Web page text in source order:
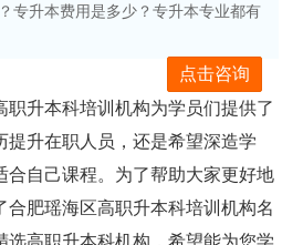
专升本费用是多少？专升本专业都有
点击咨询
职升本科培训机构为学员们提供了
提升在职人员，还是希望深造学
合自己课程。为了帮助大家更好地
合肥瑶海区高职升本科培训机构名
选高职升本科机构，希望能为您学